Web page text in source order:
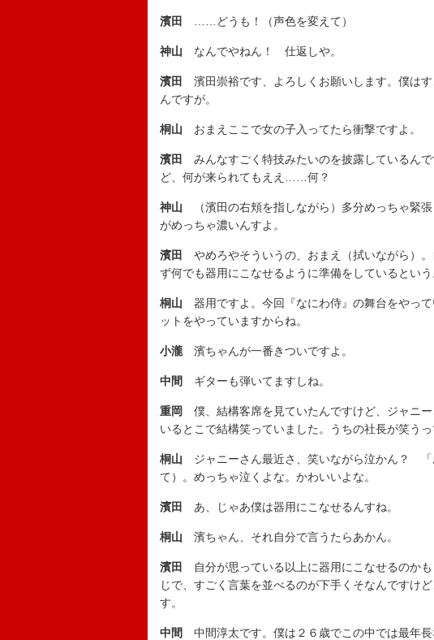
濱田 ……どうも！（声色を変えて）
神山 なんでやねん！ 仕返しや。
濱田
濱田崇裕です、よろしくお願いします。僕は
んですが。
桐山 おまえここで女の子入ってたら衝撃ですよ。
濱田
みんなすごく特技みたいのを披露しているん
ど、何が来られてもええ……何？
神山 （濱田の右頬を指しながら）多分めっちゃ緊
がめっちゃ濃いんすよ。
濱田
やめろやそういうの、おまえ（拭いながら）
ず何でも器用にこなせるように準備をしているという
桐山 器用ですよ。今回『なにわ侍』の舞台をやっ
ットをやっていますからね。
小瀧 濱ちゃんが一番きついですよ。
中間 ギターも弾いてますしね。
重岡
僕、結構客席を見ていたんですけど、ジャニ
いるとこで結構笑っていました。うちの社長が笑うっ
桐山 ジャニーさん最近さ、笑いながら泣かん？ 「
て）。めっちゃ泣くよな。かわいいよな。
濱田 あ、じゃあ僕は器用にこなせるんすね。
桐山 濱ちゃん、それ自分で言うたらあかん。
濱田
自分が思っている以上に器用にこなせるのか
じで、すごく言葉を並べるのが下手くそなんですけ
す。
中間
中間淳太です。僕は２６歳でこの中では最年